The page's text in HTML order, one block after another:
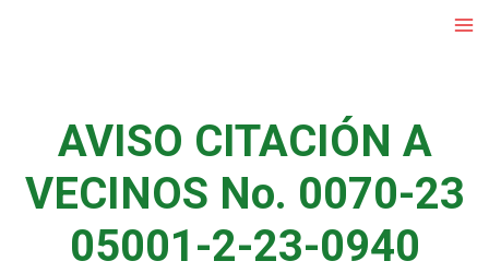
AVISO CITACIÓN A
VECINOS No. 0070-23
05001-2-23-0940